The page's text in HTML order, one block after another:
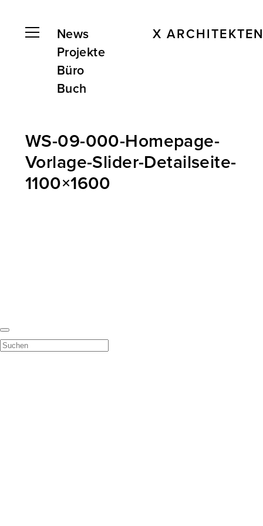
News
Projekte
Büro
Buch
X
WS-09-000-Homepage-
Vorlage-Slider-Detailseite-
1100×1600